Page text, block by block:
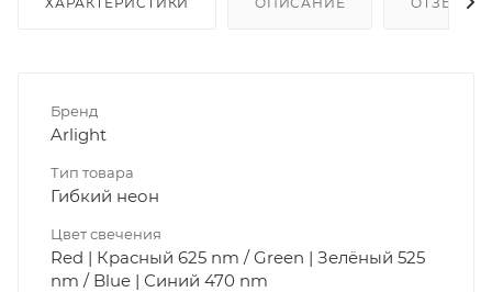
Бренд
Arlight
Тип товара
Гибкий неон
Цвет свечения
Red | Красный 625 nm / Green | Зелёный 525
nm / Blue | Синий 470 nm